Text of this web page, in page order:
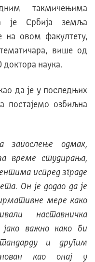
такмичењима
је Србија земља
на овом факултету,
више од
наука.
да је у последњих
постајемо озбиљна
запослење одмах,
време студирања,
испред зграде
Он је додао да је
мере како
наставничка
важно како би
и другим
као онај у